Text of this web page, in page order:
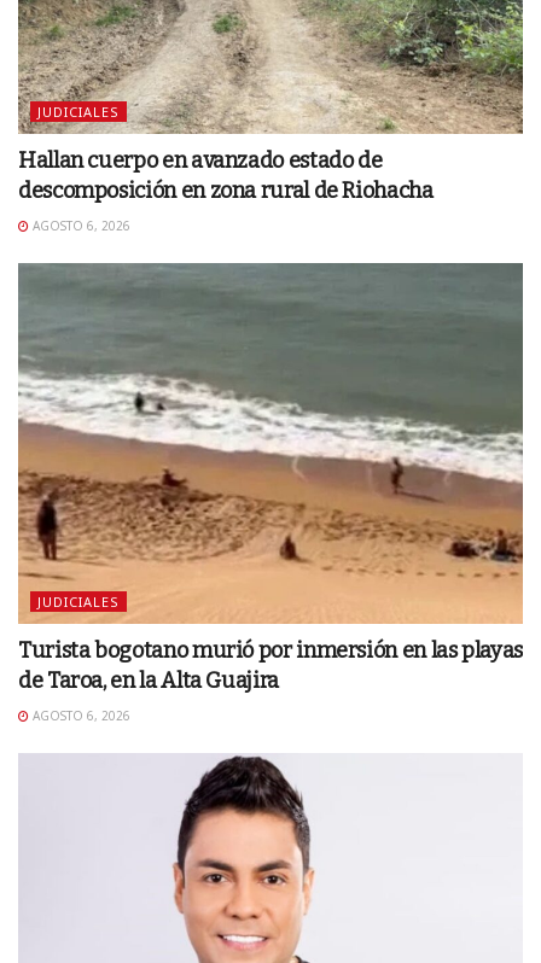
JUDICIALES
Hallan cuerpo en avanzado estado de
descomposición en zona rural de Riohacha
AGOSTO 6, 2026
JUDICIALES
Turista bogotano murió por inmersión en las playas
de Taroa, en la Alta Guajira
AGOSTO 6, 2026